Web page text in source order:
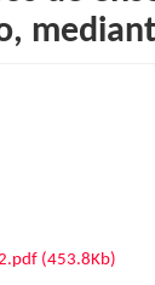
(453.8Kb)